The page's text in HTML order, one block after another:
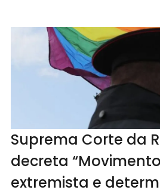
Suprema Corte da
decreta “Movimento
extremista e